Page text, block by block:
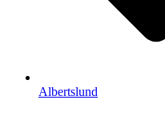
Albertslund